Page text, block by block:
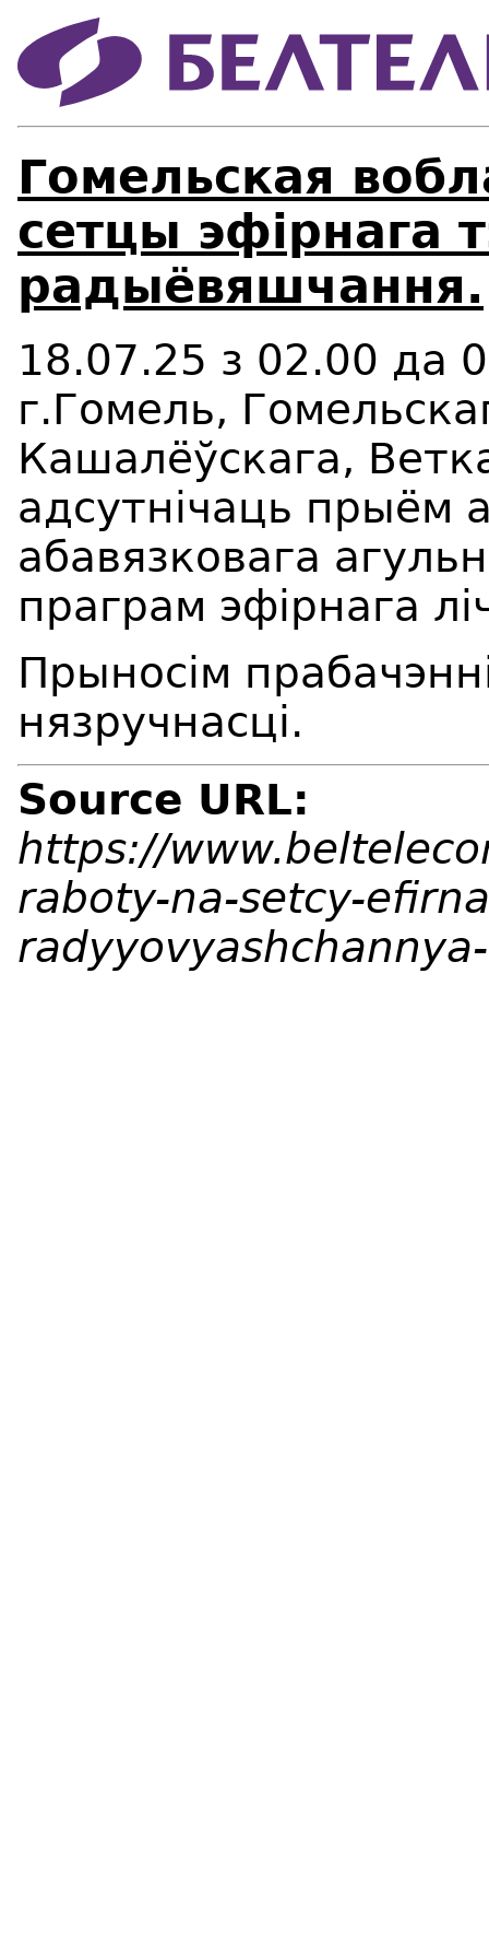
Гомельская
сетцы эфірнага
радыёвяшчання.
18.07.25 з 02.00 да
г.Гомель,
Кашалёўскага,
адсутнічаць прыём
абавязковага
праграм эфірнага
Прыносім
нязручнасці.
Source URL:
https://
raboty-na-setcy-